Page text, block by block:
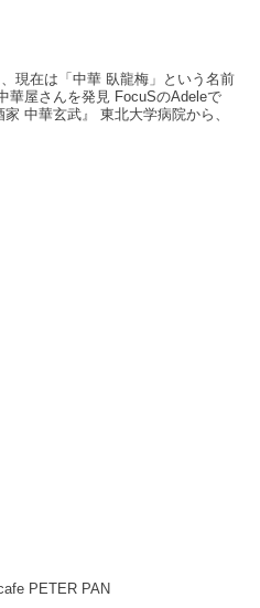
現在は「中華 臥龍梅」という名前
華屋さんを発見 FocuSのAdeleで
中華玄武』 東北大学病院から、
PETER PAN